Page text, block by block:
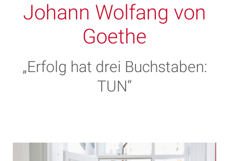
Johann Wolfang von
Goethe
„Erfolg hat drei Buchstaben:
TUN“